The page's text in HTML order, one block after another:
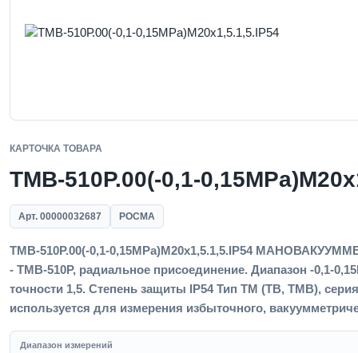
КАРТОЧКА ТОВАРА
ТМВ-510Р.00(-0,1-
Арт. 00000032687 РОСМА
ТМВ-510Р.00(-0,1-0,15MPa)M20x1,5.1,5.IP54
- ТМВ-510Р, радиальное присоединение. Диапазон -0,1-
точности 1,5. Степень защиты IP54 Тип ТМ (ТВ, ТМВ),
используется для измерения избыточного,
Диапазон измерений